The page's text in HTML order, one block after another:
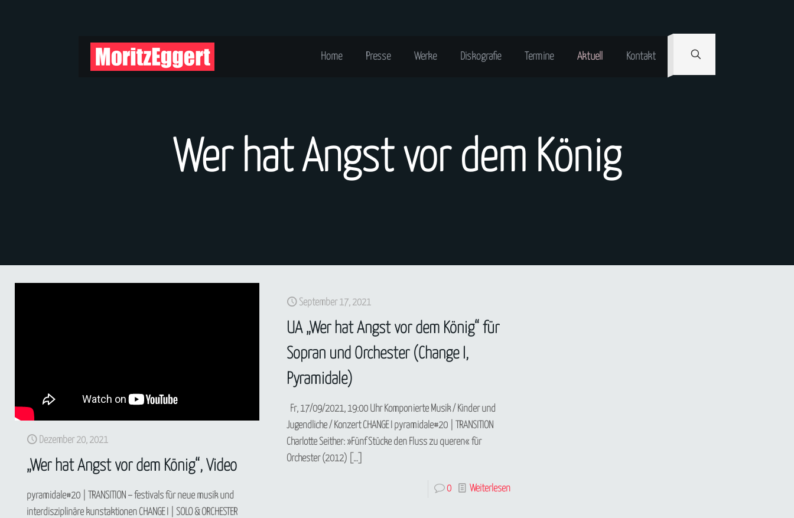
Home Presse Werke Diskografie Termine Aktuell Kontakt
Wer hat Angst vor dem König
Dezember 20, 2021
„Wer hat Angst vor dem König“, Video
pyramidale#20 | TRANSITION – festivals für neue musik und
interdisziplinäre kunstaktionen CHANGE I | SOLO & ORCHESTER
September 17, 2021
UA „Wer hat Angst vor dem König“ für
Sopran und Orchester (Change I,
Pyramidale)
Fr, 17/09/2021, 19:00 Uhr Komponierte Musik / Kinder und
Jugendliche / Konzert CHANGE I pyramidale#20 | TRANSITION
Charlotte Seither: »Fünf Stücke den Fluss zu queren« für
Orchester (2012) […]
0 Weiterlesen
Newsletter abonnieren